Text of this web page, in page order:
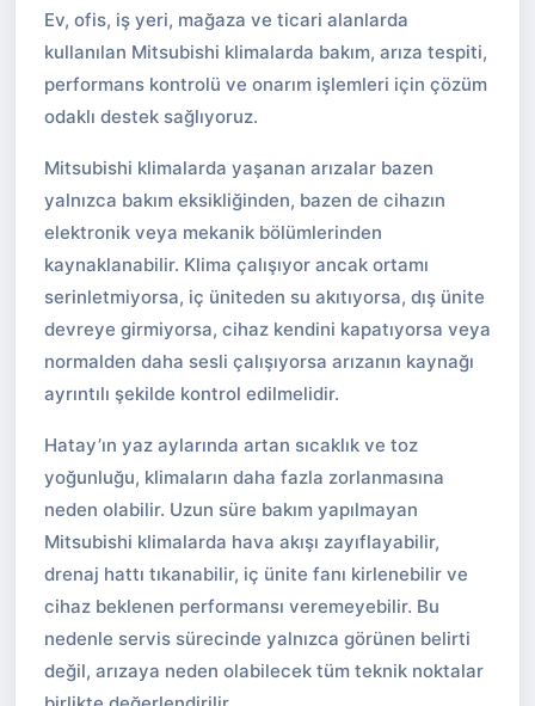
Ev, ofis, iş yeri, mağaza ve ticari alanlarda
kullanılan Mitsubishi klimalarda bakım, arıza tespiti,
performans kontrolü ve onarım işlemleri için çözüm
odaklı destek sağlıyoruz.
Mitsubishi klimalarda yaşanan arızalar bazen
yalnızca bakım eksikliğinden, bazen de cihazın
elektronik veya mekanik bölümlerinden
kaynaklanabilir. Klima çalışıyor ancak ortamı
serinletmiyorsa, iç üniteden su akıtıyorsa, dış ünite
devreye girmiyorsa, cihaz kendini kapatıyorsa veya
normalden daha sesli çalışıyorsa arızanın kaynağı
ayrıntılı şekilde kontrol edilmelidir.
Hatay’ın yaz aylarında artan sıcaklık ve toz
yoğunluğu, klimaların daha fazla zorlanmasına
neden olabilir. Uzun süre bakım yapılmayan
Mitsubishi klimalarda hava akışı zayıflayabilir,
drenaj hattı tıkanabilir, iç ünite fanı kirlenebilir ve
cihaz beklenen performansı veremeyebilir. Bu
nedenle servis sürecinde yalnızca görünen belirti
değil, arızaya neden olabilecek tüm teknik noktalar